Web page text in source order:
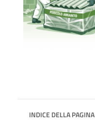
INDICE DELLA PAGINA